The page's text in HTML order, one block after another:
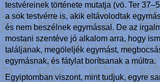
testvéreinek története mutatja (vö. Ter
a sok testvérre is, akik eltávolodtak
és nem beszélnek egymással. De az
mostani szentéve jó alkalom arra, hogy
találjanak, megöleljék egymást,
egymásnak, és fátylat borítsanak a múltra.
Egyiptomban viszont, mint tudjuk, egyre